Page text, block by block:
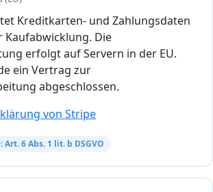
Kreditkarten- und Zahlungsdaten
Kaufabwicklung. Die
erfolgt auf Servern in der EU.
ein Vertrag zur
abgeschlossen.
von Stripe
6 Abs. 1 lit. b DSGVO